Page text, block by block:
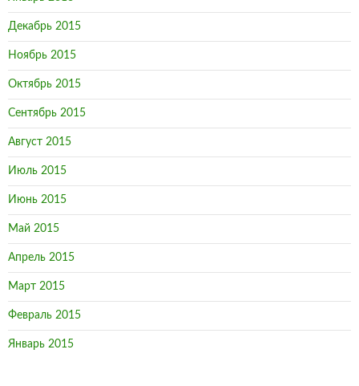
Декабрь 2015
Ноябрь 2015
Октябрь 2015
Сентябрь 2015
Август 2015
Июль 2015
Июнь 2015
Май 2015
Апрель 2015
Март 2015
Февраль 2015
Январь 2015